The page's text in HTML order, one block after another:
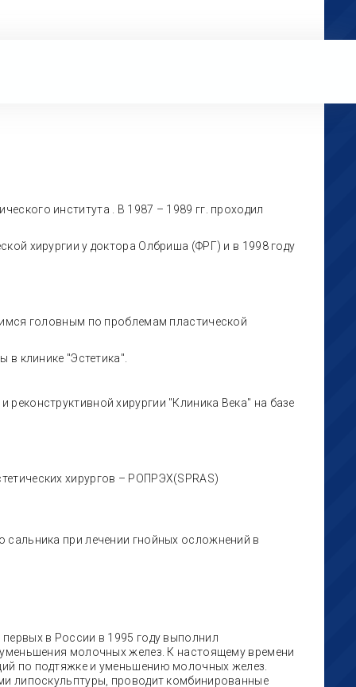
института . В 1987 – 1989 гг. проходил
хирургии у доктора Олбриша (ФРГ) и в 1998 году
головным по проблемам пластической
в клинике "Эстетика".
хирургии "Клиника Века" на базе
хирургов – РОПРЭХ(SPRAS)
сальника при лечении гнойных осложнений в
в России в 1995 году выполнил
молочных желез. К настоящему времени
по подтяжке и уменьшению молочных желез.
липоскульптуры, проводит комбинированные